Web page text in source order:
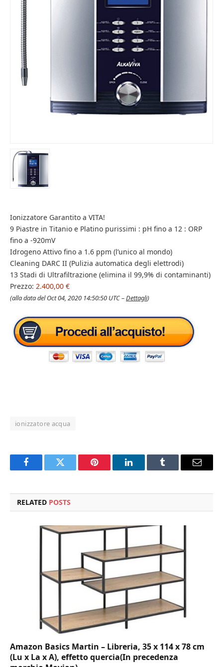
Ionizzatore Garantito a VITA!
9 Piastre in Titanio e Platino purissimi : pH fino a 12 : ORP
fino a -920mV
Idrogeno Attivo fino a 1.6 ppm (l’unico al mondo)
Cleaning DARC II (Pulizia automatica degli elettrodi)
13 Stadi di Ultrafiltrazione (elimina il 99,9% di contaminanti)
Prezzo: 2.400,00 €
(alla data del Oct 04, 2020 14:50:50 UTC –Dettagli)
ionizzatore acqua
FacebookTwitter Pinterest LinkedInTumblr Email
RELATED POSTS
Amazon Basics Martin – Libreria, 35 x 114 x 78 cm
(Lu x La x A), effetto quercia(In precedenza